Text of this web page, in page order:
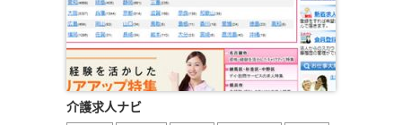
介護求人ナビ